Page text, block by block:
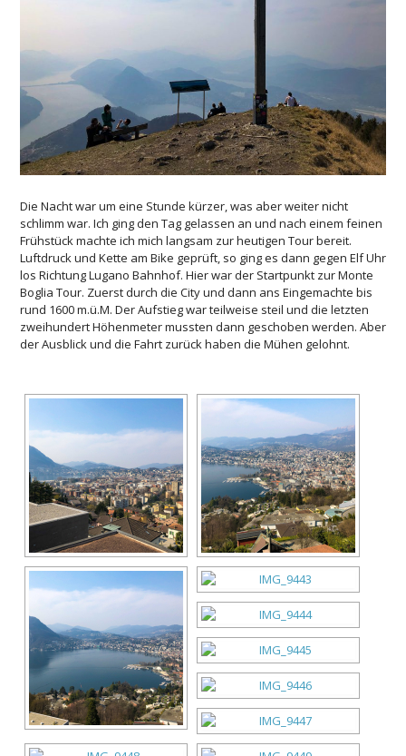
Die Nacht war um eine Stunde kürzer, was aber weiter nicht
schlimm war. Ich ging den Tag gelassen an und nach einem feinen
Frühstück machte ich mich langsam zur heutigen Tour bereit.
Luftdruck und Kette am Bike geprüft, so ging es dann gegen Elf Uhr
los Richtung Lugano Bahnhof. Hier war der Startpunkt zur Monte
Boglia Tour. Zuerst durch die City und dann ans Eingemachte bis
rund 1600 m.ü.M. Der Aufstieg war teilweise steil und die letzten
zweihundert Höhenmeter mussten dann geschoben werden. Aber
der Ausblick und die Fahrt zurück haben die Mühen gelohnt.